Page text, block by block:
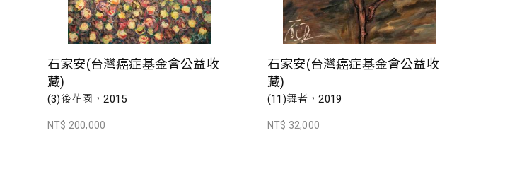
石家安(台灣癌症基金會公益收
藏)
(3)後花園，2015
NT$ 200,000
石家安(台灣癌症基金會公益收
藏)
(11)舞者，2019
NT$ 32,000